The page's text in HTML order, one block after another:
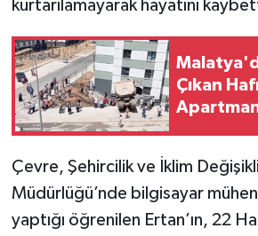
kurtarılamayarak hayatını
Çıkan
Çevre, Şehircilik ve İklim
Müdürlüğü’nde bilgisayar
yaptığı öğrenilen Ertan’ın, 22